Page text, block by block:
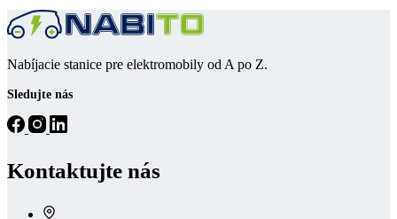
Nabíjacie stanice pre elektromobily od A po Z.
Sledujte nás
Kontaktujte nás